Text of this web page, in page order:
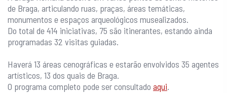
de Braga, articulando ruas, praças, áreas temáticas,
monumentos e espaços arqueológicos musealizados.
Do total de 414 iniciativas, 75 são itinerantes, estando ainda
programadas 32 visitas guiadas.
Haverá 13 áreas cenográficas e estarão envolvidos 35 agentes
artísticos, 13 dos quais de Braga.
O programa completo pode ser consultado aqui.